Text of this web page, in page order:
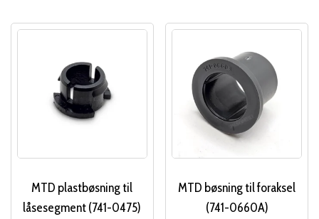
MTD plastbøsning til
låsesegment (741-0475)
MTD bøsning til foraksel
(741-0660A)